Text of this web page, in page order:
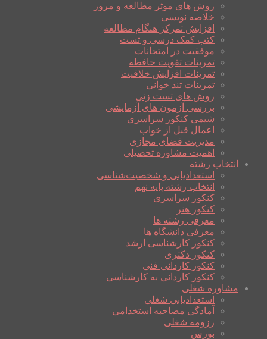
روش های موثر مطالعه و مرور
خلاصه نویسی
افزایش تمرکز هنگام مطالعه
کتب کمک درسی و تست
موفقیت در امتحانات
تمرینات تقویت حافظه
تمرینات افزایش خلاقیت
تمرینات تند خوانی
روش های تست زنی
بررسی آزمون های آزمایشی
شیمی کنکور سراسری
اعمال قبل از خواب
مدیریت فضای مجازی
اهمیت مشاوره تحصیلی
انتخاب رشته
استعدادیابی و شخصیت‌شناسی
انتخاب رشته پایه نهم
کنکور سراسری
کنکور هنر
معرفی رشته ها
معرفی دانشگاه ها
کنکور کارشناسی ارشد
کنکور دکتری
کنکور کاردانی فنی
کنکور کاردانی به کارشناسی
مشاوره شغلی
استعدادیابی شغلی
آمادگی مصاحبه استخدامی
رزومه شغلی
بورس